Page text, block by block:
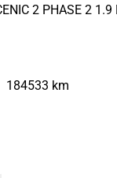
2 PHASE 2 1.9
184533 km